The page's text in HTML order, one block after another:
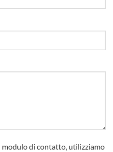
di contatto, utilizziamo